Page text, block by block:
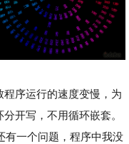
序运行的速度变慢，为
开写，不用循环嵌套。
一个问题，程序中我没